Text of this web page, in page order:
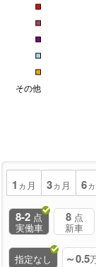
■
■
■
■
■
その他
1 ヵ月 3ヵ月 6
8-2 点
実働車
8 点
新車
指定なし ～0.5